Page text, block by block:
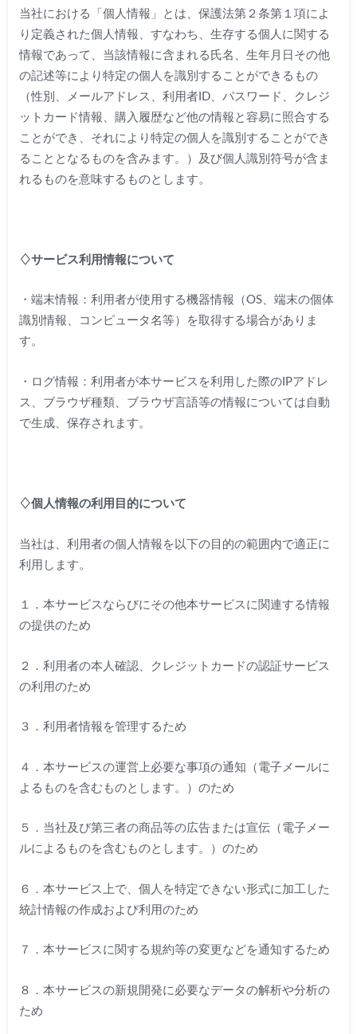
当社における「個人情報」とは、保護法第２条第１項によ
り定義された個人情報、すなわち、生存する個人に関する
情報であって、当該情報に含まれる氏名、生年月日その他
の記述等により特定の個人を識別することができるもの
（性別、メールアドレス、利用者ID、パスワード、クレジ
ットカード情報、購入履歴など他の情報と容易に照合する
ことができ、それにより特定の個人を識別することができ
ることとなるものを含みます。）及び個人識別符号が含ま
れるものを意味するものとします。
♢サービス利用情報について
・端末情報：利用者が使用する機器情報（OS、端末の個体
識別情報、コンピュータ名等）を取得する場合がありま
す。
・ログ情報：利用者が本サービスを利用した際のIPアドレ
ス、ブラウザ種類、ブラウザ言語等の情報については自動
で生成、保存されます。
♢個人情報の利用目的について
当社は、利用者の個人情報を以下の目的の範囲内で適正に
利用します。
１．本サービスならびにその他本サービスに関連する情報
の提供のため
２．利用者の本人確認、クレジットカードの認証サービス
の利用のため
３．利用者情報を管理するため
４．本サービスの運営上必要な事項の通知（電子メールに
よるものを含むものとします。）のため
５．当社及び第三者の商品等の広告または宣伝（電子メー
ルによるものを含むものとします。）のため
６．本サービス上で、個人を特定できない形式に加工した
統計情報の作成および利用のため
７．本サービスに関する規約等の変更などを通知するため
８．本サービスの新規開発に必要なデータの解析や分析の
ため